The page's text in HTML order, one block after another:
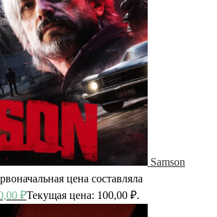
Samson
цена составляла
₽Текущая цена: 100,00 ₽.